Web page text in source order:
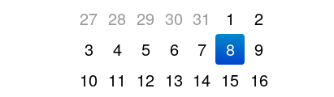
27 28 29 30 31 1
2
3
4 5 6 7 8
9
10 11 12 13 14 15 16